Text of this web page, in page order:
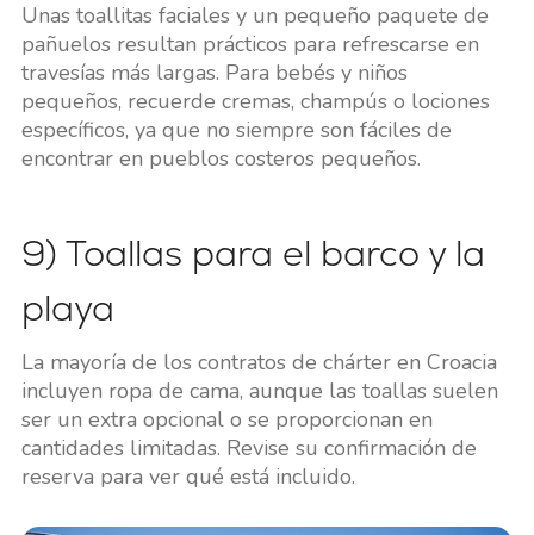
Unas toallitas faciales y un pequeño paquete de
pañuelos resultan prácticos para refrescarse en
travesías más largas. Para bebés y niños
pequeños, recuerde cremas, champús o lociones
específicos, ya que no siempre son fáciles de
encontrar en pueblos costeros pequeños.
9) Toallas para el barco y la
playa
La mayoría de los contratos de chárter en Croacia
incluyen ropa de cama, aunque las toallas suelen
ser un extra opcional o se proporcionan en
cantidades limitadas. Revise su confirmación de
reserva para ver qué está incluido.